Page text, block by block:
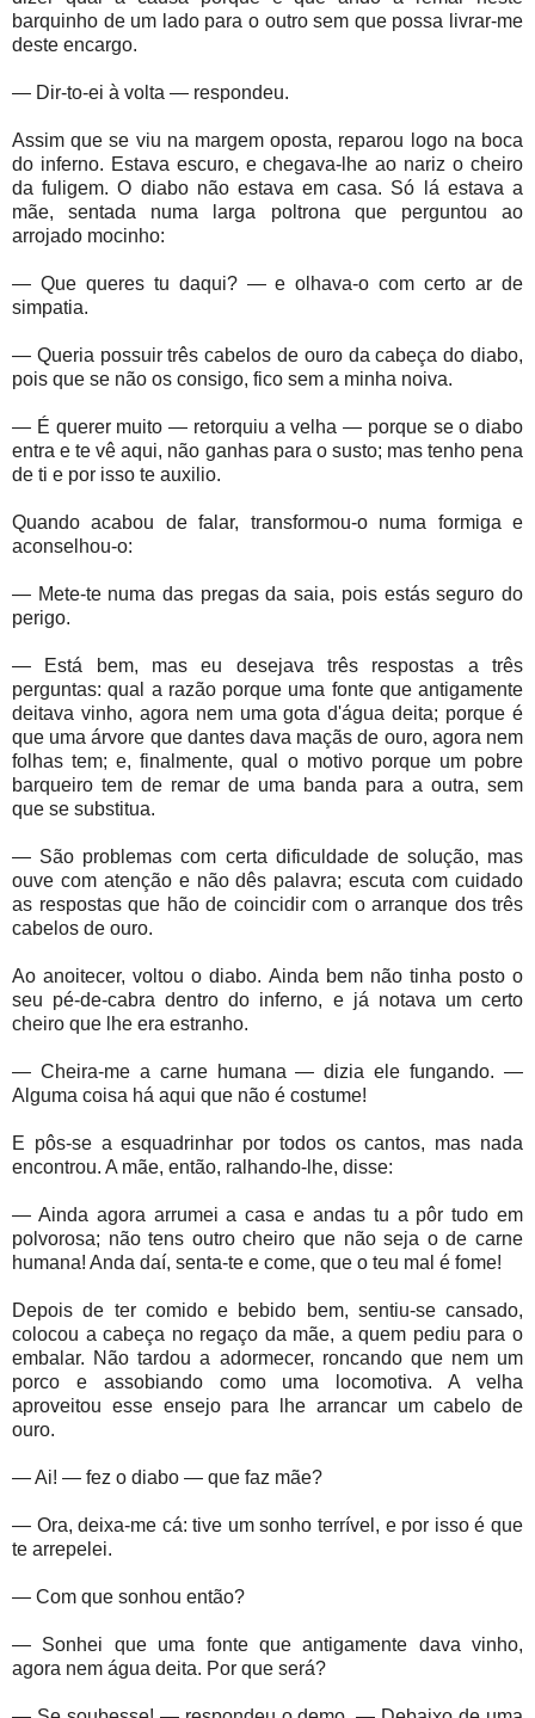
barquinho de um lado para o outro sem que possa livrar-me
deste encargo.
— Dir-to-ei à volta — respondeu.
Assim que se viu na margem oposta, reparou logo na boca
do inferno. Estava escuro, e chegava-lhe ao nariz o cheiro
da fuligem. O diabo não estava em casa. Só lá estava a
mãe, sentada numa larga poltrona que perguntou ao
arrojado mocinho:
— Que queres tu daqui? — e olhava-o com certo ar de
simpatia.
— Queria possuir três cabelos de ouro da cabeça do diabo,
pois que se não os consigo, fico sem a minha noiva.
— É querer muito — retorquiu a velha — porque se o diabo
entra e te vê aqui, não ganhas para o susto; mas tenho pena
de ti e por isso te auxilio.
Quando acabou de falar, transformou-o numa formiga e
aconselhou-o:
— Mete-te numa das pregas da saia, pois estás seguro do
perigo.
— Está bem, mas eu desejava três respostas a três
perguntas: qual a razão porque uma fonte que antigamente
deitava vinho, agora nem uma gota d'água deita; porque é
que uma árvore que dantes dava maçãs de ouro, agora nem
folhas tem; e, finalmente, qual o motivo porque um pobre
barqueiro tem de remar de uma banda para a outra, sem
que se substitua.
— São problemas com certa dificuldade de solução, mas
ouve com atenção e não dês palavra; escuta com cuidado
as respostas que hão de coincidir com o arranque dos três
cabelos de ouro.
Ao anoitecer, voltou o diabo. Ainda bem não tinha posto o
seu pé-de-cabra dentro do inferno, e já notava um certo
cheiro que lhe era estranho.
— Cheira-me a carne humana — dizia ele fungando. —
Alguma coisa há aqui que não é costume!
E pôs-se a esquadrinhar por todos os cantos, mas nada
encontrou. A mãe, então, ralhando-lhe, disse:
— Ainda agora arrumei a casa e andas tu a pôr tudo em
polvorosa; não tens outro cheiro que não seja o de carne
humana! Anda daí, senta-te e come, que o teu mal é fome!
Depois de ter comido e bebido bem, sentiu-se cansado,
colocou a cabeça no regaço da mãe, a quem pediu para o
embalar. Não tardou a adormecer, roncando que nem um
porco e assobiando como uma locomotiva. A velha
aproveitou esse ensejo para lhe arrancar um cabelo de
ouro.
— Ai! — fez o diabo — que faz mãe?
— Ora, deixa-me cá: tive um sonho terrível, e por isso é que
te arrepelei.
— Com que sonhou então?
— Sonhei que uma fonte que antigamente dava vinho,
agora nem água deita. Por que será?